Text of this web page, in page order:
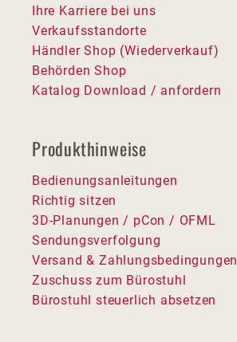
Ihre Karriere bei uns
Verkaufsstandorte
Händler Shop (Wiederverkauf)
Behörden Shop
Katalog Download / anfordern
Produkthinweise
Bedienungsanleitungen
Richtig sitzen
3D-Planungen / pCon / OFML
Sendungsverfolgung
Versand & Zahlungsbedingungen
Zuschuss zum Bürostuhl
Bürostuhl steuerlich absetzen